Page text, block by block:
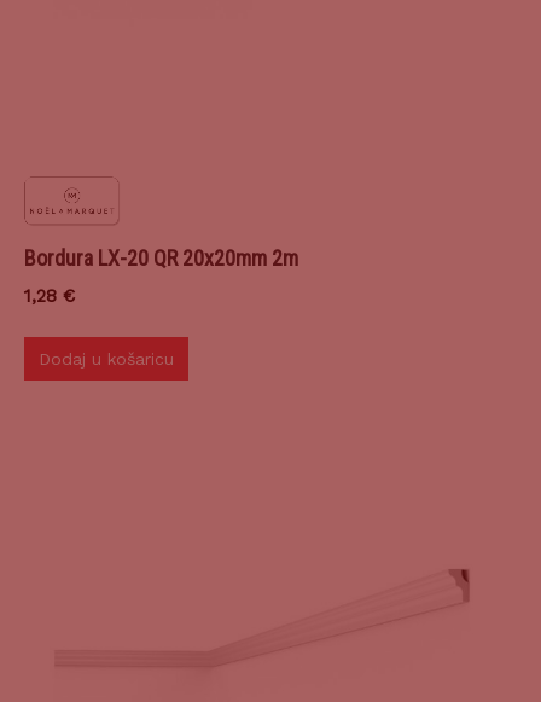
Bordura LX-20 QR 20x20mm 2m
1,28 €
Dodaj u košaricu